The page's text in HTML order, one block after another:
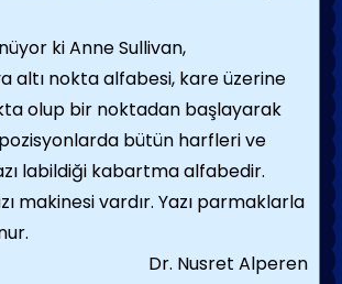
ki Anne Sullivan,
altı nokta alfabesi, kare üzerine
olup bir noktadan başlayarak
bütün harfleri ve
labildiği kabartma alfabedir.
makinesi vardır. Yazı parmaklarla
Dr. Nusret Alperen